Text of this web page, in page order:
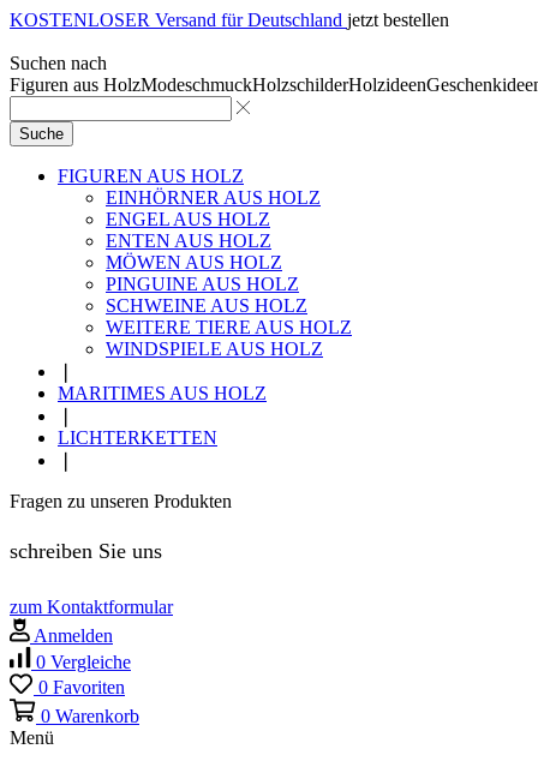
KOSTENLOSER Versand für Deutschland jetzt bestellen
Suchen nach
Figuren aus HolzModeschmuckHolzschilderHolzideen
Suche
FIGUREN AUS HOLZ
EINHÖRNER AUS HOLZ
ENGEL AUS HOLZ
ENTEN AUS HOLZ
MÖWEN AUS HOLZ
PINGUINE AUS HOLZ
SCHWEINE AUS HOLZ
WEITERE TIERE AUS HOLZ
WINDSPIELE AUS HOLZ
MARITIMES AUS HOLZ
LICHTERKETTEN
Fragen zu unseren Produkten
schreiben Sie uns
zum Kontaktformular
Anmelden
0 Vergleiche
0 Favoriten
0 Warenkorb
Menü